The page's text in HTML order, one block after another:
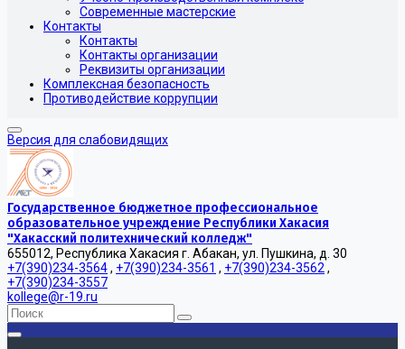
Современные мастерские
Контакты
Контакты
Контакты организации
Реквизиты организации
Комплексная безопасность
Противодействие коррупции
Версия для слабовидящих
Государственное бюджетное профессиональное
образовательное учреждение Республики Хакасия
"Хакасский политехнический колледж"
655012, Республика Хакасия г. Абакан, ул. Пушкина, д. 30
+7(390)234-3564, +7(390)234-3561 , +7(390)234-3562 ,
+7(390)234-3557
kollege@r-19.ru